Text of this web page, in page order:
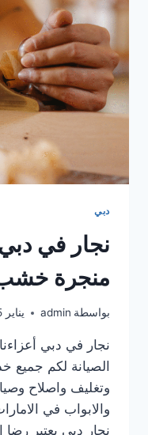
دبي
منجرة
بواسطة admin يناير 15, 2025
نجار في دبي
الصيانة لكم جميع
وتغليف واصلاح
والابواب في
نجار دبي يعتبر رضا